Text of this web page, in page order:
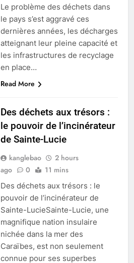
Le problème des déchets dans
le pays s’est aggravé ces
dernières années, les décharges
atteignant leur pleine capacité et
les infrastructures de recyclage
en place…
Read More
Des déchets aux trésors :
le pouvoir de l’incinérateur
de Sainte-Lucie
kanglebao
2 hours
ago
0 11 mins
Des déchets aux trésors : le
pouvoir de l’incinérateur de
Sainte-LucieSainte-Lucie, une
magnifique nation insulaire
nichée dans la mer des
Caraïbes, est non seulement
connue pour ses superbes